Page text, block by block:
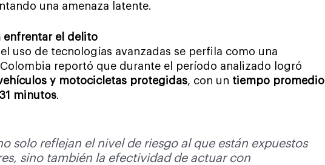
una amenaza latente.
enfrentar el delito
uso de tecnologías avanzadas se perfila como una
reportó que durante el período analizado logró
y motocicletas protegidas, con un tiempo promedio
minutos.
solo reflejan el nivel de riesgo al que están expuestos
sino también la efectividad de actuar con